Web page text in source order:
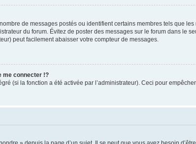
de messages postés ou identifient certains membres tels que
du forum. Évitez de poster des messages sur le forum dans le
peut facilement abaisser votre compteur de messages.
me connecter !?
(si la fonction a été activée par l’administrateur). Ceci pour